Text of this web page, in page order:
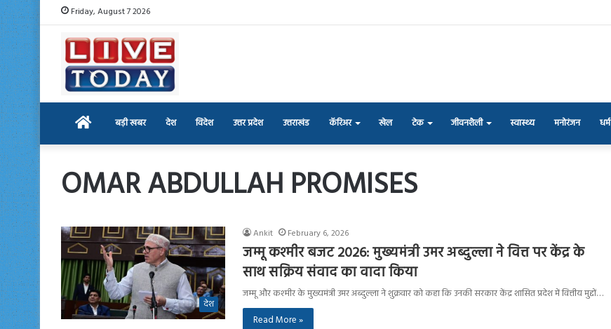
Friday, August 7 2026
Home बड़ी खबर देश विदेश उत्तर प्रदेश उत्तराखंड कॅरिअर खेल टेक जीवनशैली स्वास्थ्य मनोरंजन धर्म
OMAR ABDULLAH PROMISES
देश
Ankit February 6, 2026
जम्मू कश्मीर बजट 2026: मुख्यमंत्री उमर अब्दुल्ला ने वित्त पर केंद्र के
साथ सक्रिय संवाद का वादा किया
जम्मू और कश्मीर के मुख्यमंत्री उमर अब्दुल्ला ने शुक्रवार को कहा कि उनकी सरकार केंद्र शासित प्रदेश में वित्तीय मुद्दों…
Read More »